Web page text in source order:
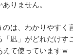
りません。
のは、わかりやすく
「凪」がどれだけす
えて使っていますｗ